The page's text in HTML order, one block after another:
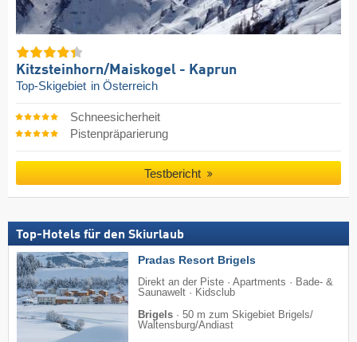
Kitzsteinhorn/​Maiskogel - Kaprun
Top-Skigebiet in Österreich
Schneesicherheit
Pistenpräparierung
Testbericht
Top-Hotels für den Skiurlaub
Pradas Resort Brigels
Direkt an der Piste · Apartments · Bade- &
Saunawelt · Kidsclub
Brigels · 50 m zum Skigebiet Brigels/​
Waltensburg/​Andiast